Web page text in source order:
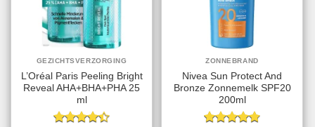
GEZICHTSVERZORGING
L’Oréal Paris Peeling Bright
Reveal AHA+BHA+PHA 25
ml
ZONNEBRAND
Nivea Sun Protect And
Bronze Zonnemelk SPF20
200ml